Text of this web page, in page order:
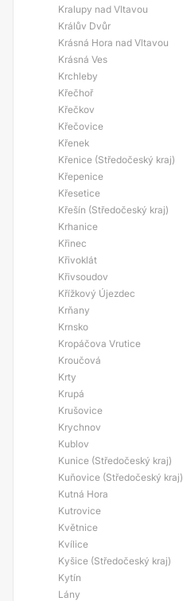
Kralupy nad Vltavou
Králův Dvůr
Krásná Hora nad Vltavou
Krásná Ves
Krchleby
Křečhoř
Křečkov
Křečovice
Křenek
Křenice (Středočeský kraj)
Křepenice
Křesetice
Křešín (Středočeský kraj)
Krhanice
Křinec
Křivoklát
Křivsoudov
Křížkový Újezdec
Krňany
Krnsko
Kropáčova Vrutice
Kroučová
Krty
Krupá
Krušovice
Krychnov
Kublov
Kunice (Středočeský kraj)
Kuňovice (Středočeský kraj)
Kutná Hora
Kutrovice
Květnice
Kvílice
Kyšice (Středočeský kraj)
Kytín
Lány